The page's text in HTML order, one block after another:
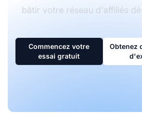
bâtir votre réseau d'affiliés
Commencez votre
essai gratuit
Obtenez